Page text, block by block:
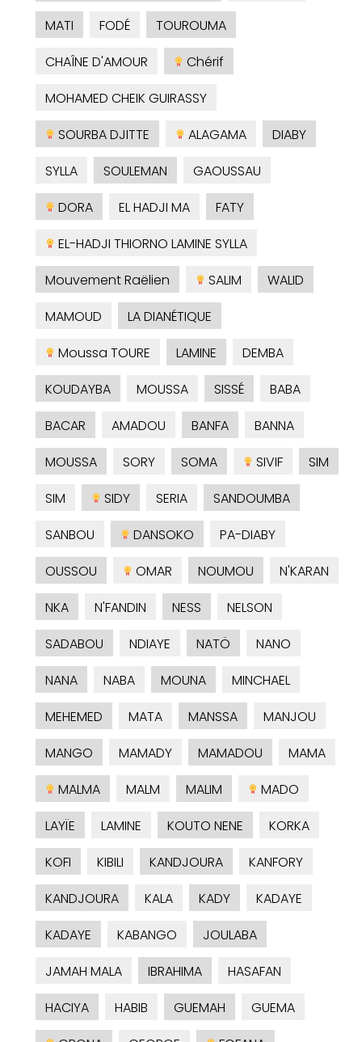
MATI
FODÉ
TOUROUMA
CHAÎNE D'AMOUR
Chérif
MOHAMED CHEIK GUIRASSY
SOURBA DJITTE
ALAGAMA
DIABY
SYLLA
SOULEMAN
GAOUSSAU
DORA
EL HADJI MA
FATY
EL-HADJI THIORNO LAMINE SYLLA
Mouvement Raëlien
SALIM
WALID
MAMOUD
LA DIANÉTIQUE
Moussa TOURE
LAMINE
DEMBA
KOUDAYBA
MOUSSA SISSÉ
BABA
BACAR
AMADOU BANFA
BANNA
MOUSSA
SORY SOMA SIVIF
SIM
SIM
SIDY SERIA
SANDOUMBA
SANBOU
DANSOKO
PA-DIABY
OUSSOU
OMAR NOUMOU
N'KARAN
NKA
N'FANDIN NESS
NELSON
SADABOU
NDIAYE NATÖ
NANO
NANA
NABA MOUNA
MINCHAEL
MEHEMED
MATA MANSSA
MANJOU
MANGO
MAMADY MAMADOU
MAMA
MALMA
MALM MALIM
MADO
LAYÏE
LAMINE KOUTO NENE
KORKA
KOFI
KIBILI KANDJOURA
KANFORY
KANDJOURA
KALA KADY
KADAYE
KADAYE
KABANGO
JOULABA
JAMAH MALA
IBRAHIMA
HASAFAN
HACIYA
HABIB GUEMAH
GUEMA